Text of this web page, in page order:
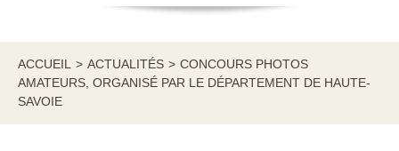
ACCUEIL > ACTUALITÉS > CONCOURS PHOTOS
AMATEURS, ORGANISÉ PAR LE DÉPARTEMENT DE HAUTE-
SAVOIE